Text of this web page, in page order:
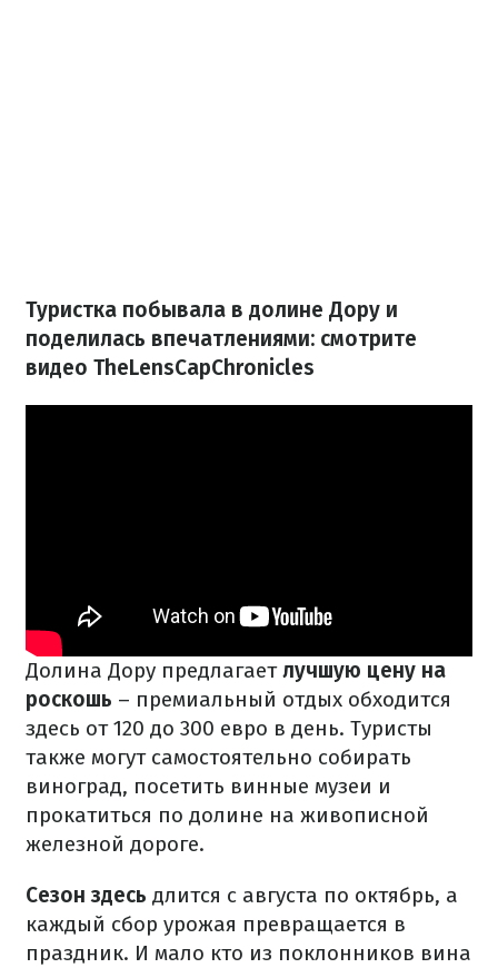
Туристка побывала в долине Дору и
поделилась впечатлениями: смотрите
видео TheLensCapChronicles
Долина Дору предлагаетлучшую цену на
роскошь – премиальный отдых обходится
здесь от 120 до 300 евро в день. Туристы
также могут самостоятельно собирать
виноград, посетить винные музеи и
прокатиться по долине на живописной
железной дороге.
Сезон здесь длится с августа по октябрь, а
каждый сбор урожая превращается в
праздник. И мало кто из поклонников вина